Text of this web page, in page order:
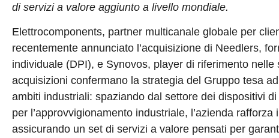
di servizi a valore aggiunto a livello mondiale.
Elettrocomponents, partner multicanale globale per
recentemente annunciato l’acquisizione di Needlers,
individuale (DPI), e Synovos, player di riferimento
acquisizioni confermano la strategia del Gruppo tesa
ambiti industriali: spaziando dal settore dei dispositivi
per l’approvvigionamento industriale, l’azienda
assicurando un set di servizi a valore pensati per